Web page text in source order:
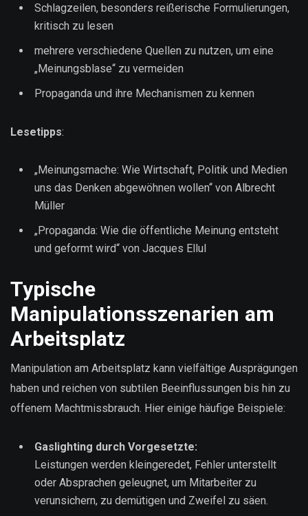
Schlagzeilen, besonders reißerische Formulierungen,
kritisch zu lesen
mehrere verschiedene Quellen zu nutzen, um eine
„Meinungsblase“ zu vermeiden
Propaganda und ihre Mechanismen zu kennen
Lesetipps:
„Meinungsmache: Wie Wirtschaft, Politik und Medien
uns das Denken abgewöhnen wollen“ von Albrecht
Müller
„Propaganda: Wie die öffentliche Meinung entsteht
und geformt wird“ von Jacques Ellul
Typische
Manipulationsszenarien am
Arbeitsplatz
Manipulation am Arbeitsplatz kann vielfältige Ausprägungen
haben und reichen von subtilen Beeinflussungen bis hin zu
offenem Machtmissbrauch. Hier einige häufige Beispiele:
Gaslighting durch Vorgesetzte:
Leistungen werden kleingeredet, Fehler unterstellt
oder Absprachen geleugnet, um Mitarbeiter zu
verunsichern, zu demütigen und Zweifel zu säen.